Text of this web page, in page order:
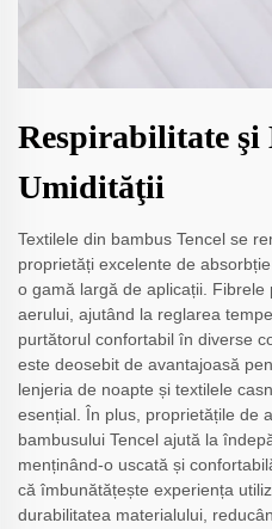
Respirabilitate şi
Umidităţii
Textilele din bambus Tencel se
proprietăți excelente de
o gamă largă de aplicații.
aerului, ajutând la reglarea
purtătorul confortabil în diverse
este deosebit de avantajoasă
lenjeria de noapte și textilele
esențial. În plus, proprietățile de
bambusului Tencel ajută la
menținând-o uscată și
că îmbunătățește experiența
durabilitatea materialului,